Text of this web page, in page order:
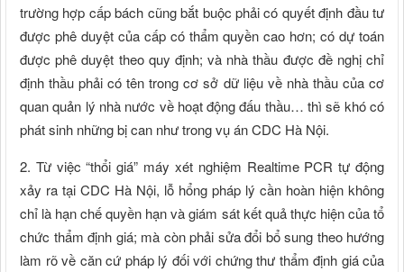
trường hợp cấp bách cũng bắt buộc phải có quyết định đầu tư
được phê duyệt của cấp có thẩm quyền cao hơn; có dự toán
được phê duyệt theo quy định; và nhà thầu được đề nghị chỉ
định thầu phải có tên trong cơ sở dữ liệu về nhà thầu của cơ
quan quản lý nhà nước về hoạt động đấu thầu… thì sẽ khó có
phát sinh những bị can như trong vụ án CDC Hà Nội.
2. Từ việc “thổi giá” máy xét nghiệm Realtime PCR tự động
xảy ra tại CDC Hà Nội, lỗ hổng pháp lý cần hoàn hiện không
chỉ là hạn chế quyền hạn và giám sát kết quả thực hiện của tổ
chức thẩm định giá; mà còn phải sửa đổi bổ sung theo hướng
làm rõ về căn cứ pháp lý đối với chứng thư thẩm định giá của